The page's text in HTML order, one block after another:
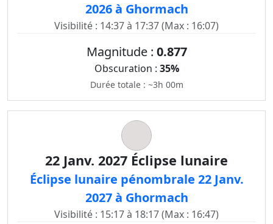
2026 à Ghormach
Visibilité : 14:37 à 17:37 (Max : 16:07)
Magnitude : 0.877
Obscuration : 35%
Durée totale : ~3h 00m
22 Janv. 2027 Éclipse lunaire
Éclipse lunaire pénombrale 22 Janv.
2027 à Ghormach
Visibilité : 15:17 à 18:17 (Max : 16:47)